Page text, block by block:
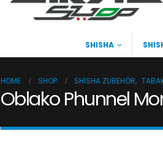
SHISHA
HOME SHOP SHISHA ZUBEHÖR,
Oblako Phunnel